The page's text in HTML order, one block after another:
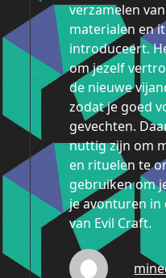
verzamelen
materialen en
introduceert.
om jezelf
de nieuwe
zodat je goed
gevechten.
nuttig zijn om
en rituelen te
gebruiken om
je avonturen in
van Evil Craft.